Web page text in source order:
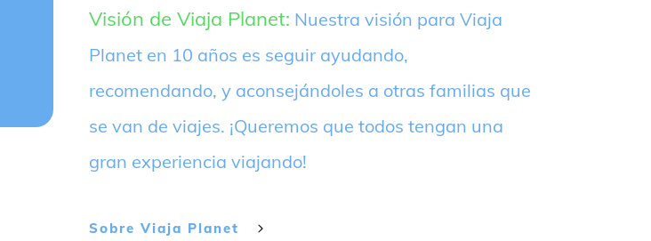
Visión de Viaja Planet: Nuestra visión para Viaja
Planet en 10 años es seguir ayudando,
recomendando, y aconsejándoles a otras familias que
se van de viajes. ¡Queremos que todos tengan una
gran experiencia viajando!
Sobre Viaja Planet